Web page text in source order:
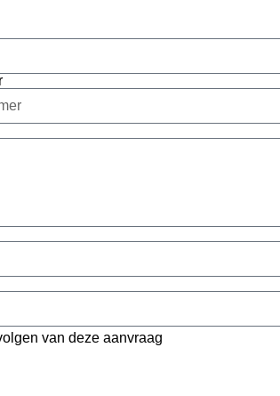
van deze aanvraag